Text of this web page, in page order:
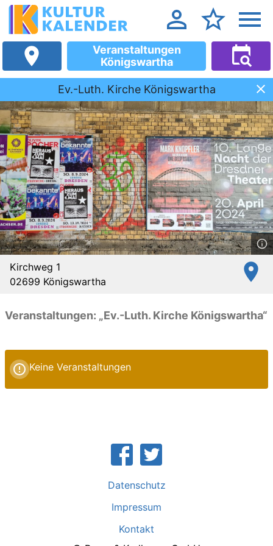
Veranstaltungen
Königswartha
Ev.-Luth. Kirche Königswartha
Kirchweg 1
02699 Königswartha
Veranstaltungen: „Ev.-Luth. Kirche Königswartha“
Keine Veranstaltungen
Datenschutz
Impressum
Kontakt